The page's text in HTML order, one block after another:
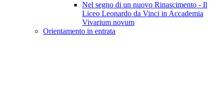
Nel segno di un nuovo Rinascimento - Il
Liceo Leonardo da Vinci in Accademia
Vivarium novum
Orientamento in entrata